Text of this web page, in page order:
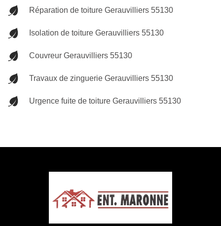
Réparation de toiture Gerauvilliers 55130
Isolation de toiture Gerauvilliers 55130
Couvreur Gerauvilliers 55130
Travaux de zinguerie Gerauvilliers 55130
Urgence fuite de toiture Gerauvilliers 55130